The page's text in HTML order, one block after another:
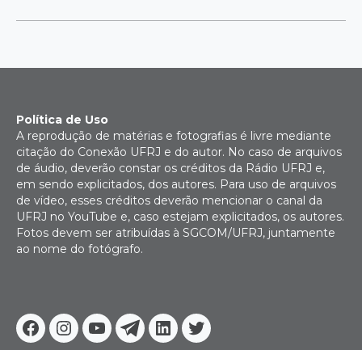
Facebook
Instagram
YoutubeTelegram
Linkedin
Twitter
Política de Uso
A reprodução de matérias e fotografias é livre mediante
citação do Conexão UFRJ e do autor. No caso de arquivos
de áudio, deverão constar os créditos da Rádio UFRJ e,
em sendo explicitados, dos autores. Para uso de arquivos
de vídeo, esses créditos deverão mencionar o canal da
UFRJ no YouTube e, caso estejam explicitados, os autores.
Fotos devem ser atribuídas à SGCOM/UFRJ, juntamente
ao nome do fotógrafo.